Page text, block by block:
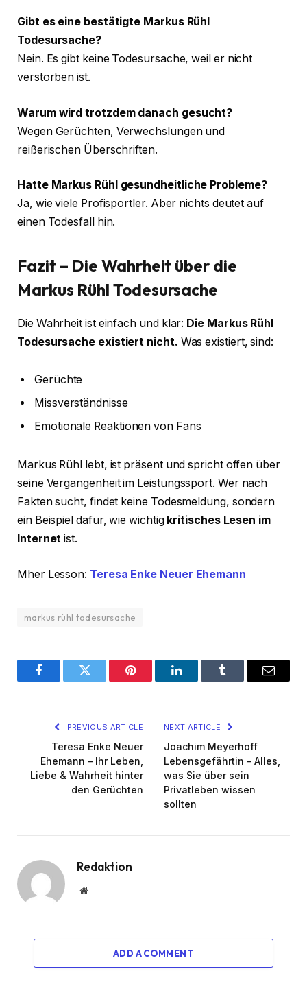
Gibt es eine bestätigte Markus Rühl
Todesursache?
Nein. Es gibt keine Todesursache, weil er nicht
verstorben ist.
Warum wird trotzdem danach gesucht?
Wegen Gerüchten, Verwechslungen und
reißerischen Überschriften.
Hatte Markus Rühl gesundheitliche Probleme?
Ja, wie viele Profisportler. Aber nichts deutet auf
einen Todesfall hin.
Fazit – Die Wahrheit über die
Markus Rühl Todesursache
Die Wahrheit ist einfach und klar: Die Markus Rühl
Todesursache existiert nicht. Was existiert, sind:
Gerüchte
Missverständnisse
Emotionale Reaktionen von Fans
Markus Rühl lebt, ist präsent und spricht offen über
seine Vergangenheit im Leistungssport. Wer nach
Fakten sucht, findet keine Todesmeldung, sondern
ein Beispiel dafür, wie wichtig kritisches Lesen im
Internet ist.
Mher Lesson: Teresa Enke Neuer Ehemann
markus rühl todesursache
FacebookTwitter Pinterest LinkedInTumblr Email
PREVIOUS ARTICLE
Teresa Enke Neuer
Ehemann – Ihr Leben,
Liebe & Wahrheit hinter
den Gerüchten
NEXT ARTICLE
Joachim Meyerhoff
Lebensgefährtin – Alles,
was Sie über sein
Privatleben wissen
sollten
Redaktion
Website
ADD A COMMENT